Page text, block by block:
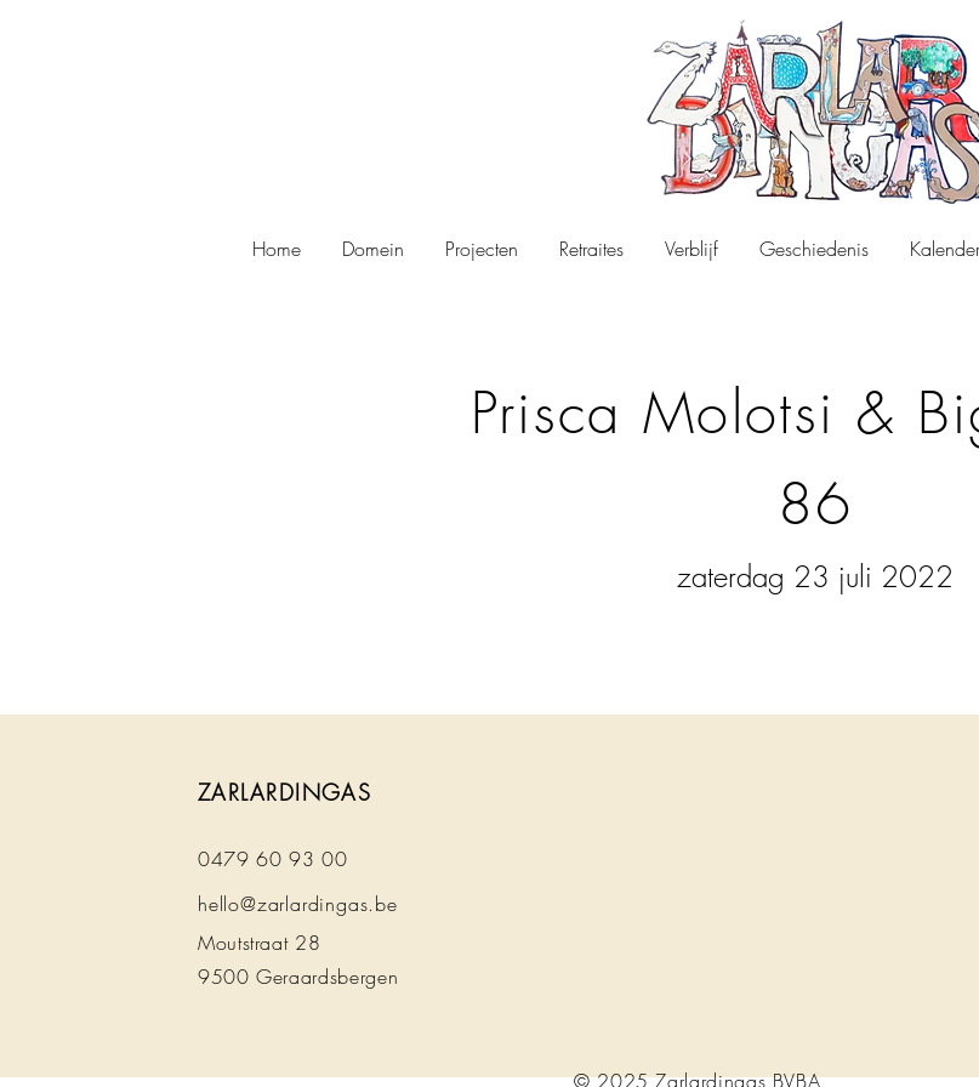
Home Domein Projecten Retraites Verblijf Geschiedenis Kalender
Prisca Molotsi &
86
zaterdag 23 juli 2022
ZARLARDINGAS
0479 60 93 00
hello@zarlardingas.be
Moutstraat 28
9500 Geraardsbergen
© 2025 Zarlardingas BVBA